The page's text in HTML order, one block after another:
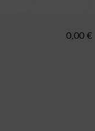
0,00 €